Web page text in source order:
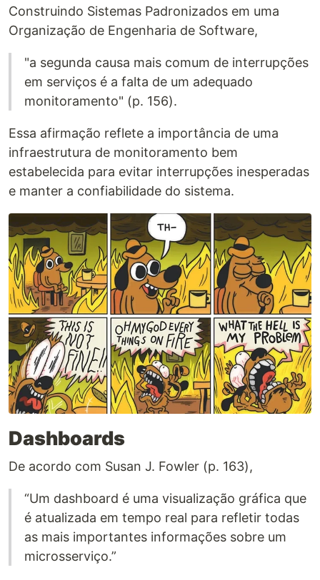
Construindo Sistemas Padronizados em uma
Organização de Engenharia de Software,
"a segunda causa mais comum de interrupções
em serviços é a falta de um adequado
monitoramento" (p. 156).
Essa afirmação reflete a importância de uma
infraestrutura de monitoramento bem
estabelecida para evitar interrupções inesperadas
e manter a confiabilidade do sistema.
Dashboards
De acordo com Susan J. Fowler (p. 163),
“Um dashboard é uma visualização gráfica que
é atualizada em tempo real para refletir todas
as mais importantes informações sobre um
microsserviço.”